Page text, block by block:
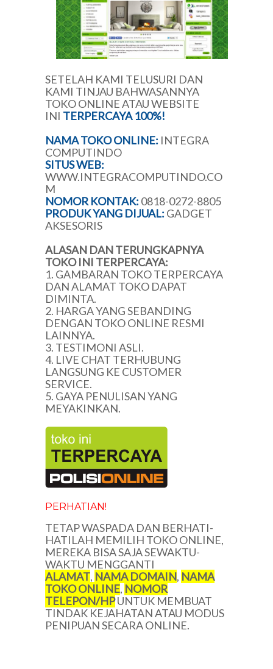
SETELAH KAMI TELUSURI DAN
KAMI TINJAU BAHWASANNYA
TOKO ONLINE ATAU WEBSITE
INI TERPERCAYA 100%!
NAMA TOKO ONLINE: INTEGRA
COMPUTINDO
SITUS WEB:
WWW.INTEGRACOMPUTINDO.CO
M
NOMOR KONTAK: 0818-0272-8805
PRODUK YANG DIJUAL: GADGET
AKSESORIS
ALASAN DAN TERUNGKAPNYA
TOKO INI TERPERCAYA:
1. GAMBARAN TOKO TERPERCAYA
DAN ALAMAT TOKO DAPAT
DIMINTA.
2. HARGA YANG SEBANDING
DENGAN TOKO ONLINE RESMI
LAINNYA.
3. TESTIMONI ASLI.
4. LIVE CHAT TERHUBUNG
LANGSUNG KE CUSTOMER
SERVICE.
5. GAYA PENULISAN YANG
MEYAKINKAN.
PERHATIAN!
TETAP WASPADA DAN BERHATI-
HATILAH MEMILIH TOKO ONLINE,
MEREKA BISA SAJA SEWAKTU-
WAKTU MENGGANTI
ALAMAT, NAMA DOMAIN, NAMA
TOKO ONLINE, NOMOR
TELEPON/HPUNTUK MEMBUAT
TINDAK KEJAHATAN ATAU MODUS
PENIPUAN SECARA ONLINE.